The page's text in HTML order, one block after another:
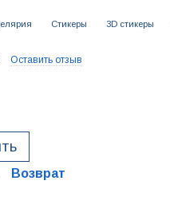
Стикеры 3D стикеры
Оставить отзыв
Возврат